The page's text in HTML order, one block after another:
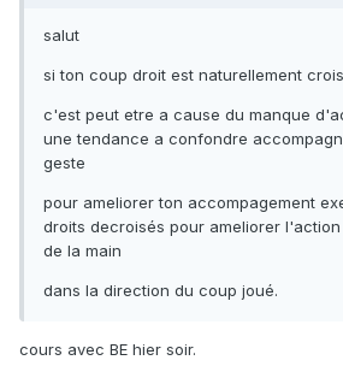
salut
si ton coup droit est naturellement
c'est peut etre a cause du manque
une tendance a confondre
geste
pour ameliorer ton accompagement
droits decroisés pour ameliorer
de la main
dans la direction du coup joué.
cours avec BE hier soir.